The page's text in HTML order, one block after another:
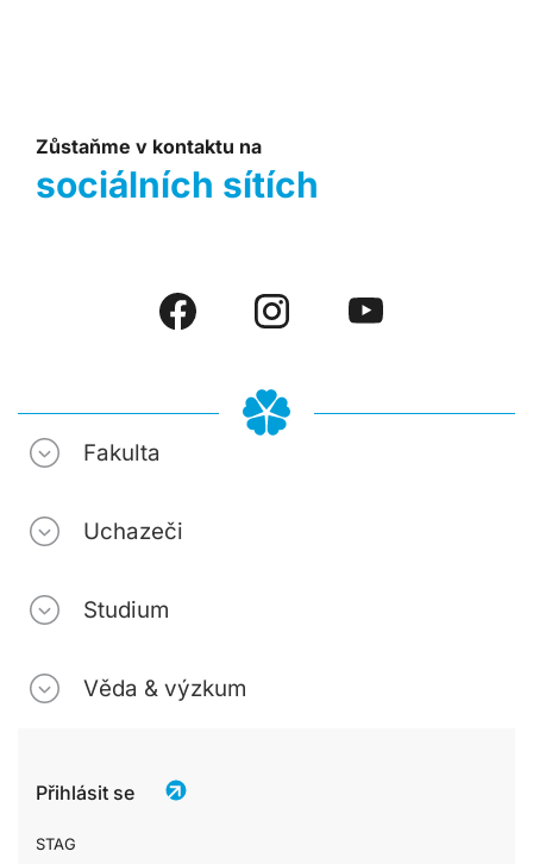
Zůstaňme v kontaktu na
sociálních sítích
Fakulta
Uchazeči
Studium
Věda & výzkum
Přihlásit se
STAG